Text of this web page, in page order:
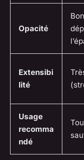
Opacité
Extensibi
lité
Usage
recomma
ndé